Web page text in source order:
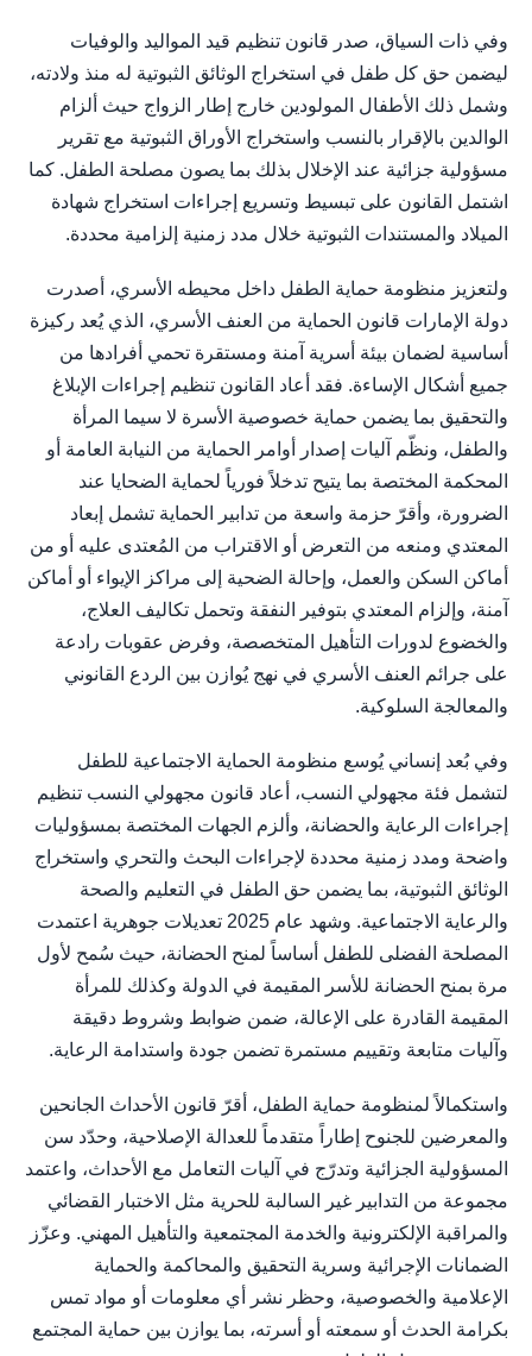
وفي ذات السياق، صدر قانون تنظيم قيد المواليد والوفيات
ليضمن حق كل طفل في استخراج الوثائق الثبوتية له منذ ولادته،
وشمل ذلك الأطفال المولودين خارج إطار الزواج حيث ألزام
الوالدين بالإقرار بالنسب واستخراج الأوراق الثبوتية مع تقرير
مسؤولية جزائية عند الإخلال بذلك بما يصون مصلحة الطفل. كما
اشتمل القانون على تبسيط وتسريع إجراءات استخراج شهادة
الميلاد والمستندات الثبوتية خلال مدد زمنية إلزامية محددة.
ولتعزيز منظومة حماية الطفل داخل محيطه الأسري، أصدرت
دولة الإمارات قانون الحماية من العنف الأسري، الذي يُعد ركيزة
أساسية لضمان بيئة أسرية آمنة ومستقرة تحمي أفرادها من
جميع أشكال الإساءة. فقد أعاد القانون تنظيم إجراءات الإبلاغ
والتحقيق بما يضمن حماية خصوصية الأسرة لا سيما المرأة
والطفل، ونظّم آليات إصدار أوامر الحماية من النيابة العامة أو
المحكمة المختصة بما يتيح تدخلاً فورياً لحماية الضحايا عند
الضرورة، وأقرّ حزمة واسعة من تدابير الحماية تشمل إبعاد
المعتدي ومنعه من التعرض أو الاقتراب من المُعتدى عليه أو من
أماكن السكن والعمل، وإحالة الضحية إلى مراكز الإيواء أو أماكن
آمنة، وإلزام المعتدي بتوفير النفقة وتحمل تكاليف العلاج،
والخضوع لدورات التأهيل المتخصصة، وفرض عقوبات رادعة
على جرائم العنف الأسري في نهج يُوازن بين الردع القانوني
والمعالجة السلوكية.
وفي بُعد إنساني يُوسع منظومة الحماية الاجتماعية للطفل
لتشمل فئة مجهولي النسب، أعاد قانون مجهولي النسب تنظيم
إجراءات الرعاية والحضانة، وألزم الجهات المختصة بمسؤوليات
واضحة ومدد زمنية محددة لإجراءات البحث والتحري واستخراج
الوثائق الثبوتية، بما يضمن حق الطفل في التعليم والصحة
والرعاية الاجتماعية. وشهد عام 2025 تعديلات جوهرية اعتمدت
المصلحة الفضلى للطفل أساساً لمنح الحضانة، حيث سُمح لأول
مرة بمنح الحضانة للأسر المقيمة في الدولة وكذلك للمرأة
المقيمة القادرة على الإعالة، ضمن ضوابط وشروط دقيقة
وآليات متابعة وتقييم مستمرة تضمن جودة واستدامة الرعاية.
واستكمالاً لمنظومة حماية الطفل، أقرّ قانون الأحداث الجانحين
والمعرضين للجنوح إطاراً متقدماً للعدالة الإصلاحية، وحدّد سن
المسؤولية الجزائية وتدرّج في آليات التعامل مع الأحداث، واعتمد
مجموعة من التدابير غير السالبة للحرية مثل الاختبار القضائي
والمراقبة الإلكترونية والخدمة المجتمعية والتأهيل المهني. وعزّز
الضمانات الإجرائية وسرية التحقيق والمحاكمة والحماية
الإعلامية والخصوصية، وحظر نشر أي معلومات أو مواد تمس
بكرامة الحدث أو سمعته أو أسرته، بما يوازن بين حماية المجتمع